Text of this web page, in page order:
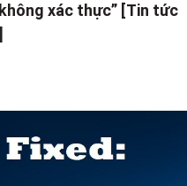
xác thực” [Tin tức